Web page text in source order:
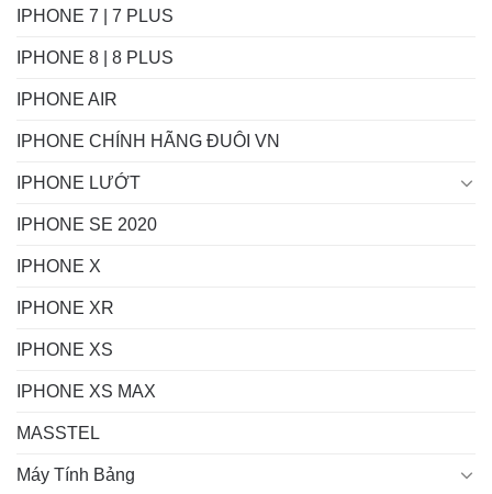
IPHONE 7 | 7 PLUS
IPHONE 8 | 8 PLUS
IPHONE AIR
IPHONE CHÍNH HÃNG ĐUÔI VN
IPHONE LƯỚT
IPHONE SE 2020
IPHONE X
IPHONE XR
IPHONE XS
IPHONE XS MAX
MASSTEL
Máy Tính Bảng